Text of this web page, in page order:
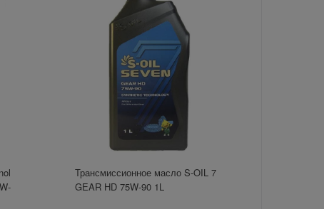
Трансмиссионное масло S-OIL 7
GEAR HD 75W-90 1L